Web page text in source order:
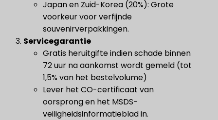
Japan en Zuid-Korea (20%): Grote
voorkeur voor verfijnde
souvenirverpakkingen.
Servicegarantie
Gratis heruitgifte indien schade binnen
72 uur na aankomst wordt gemeld (tot
1,5% van het bestelvolume)
Lever het CO-certificaat van
oorsprong en het MSDS-
veiligheidsinformatieblad in.